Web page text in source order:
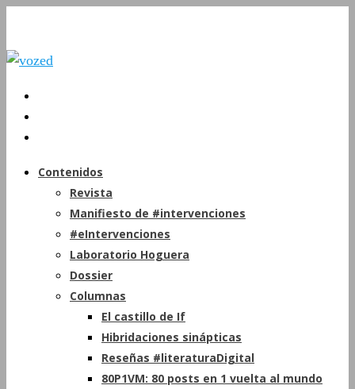
Contenidos
Revista
Manifiesto de #intervenciones
#eIntervenciones
Laboratorio Hoguera
Dossier
Columnas
El castillo de If
Hibridaciones sinápticas
Reseñas #literaturaDigital
80P1VM: 80 posts en 1 vuelta al mundo